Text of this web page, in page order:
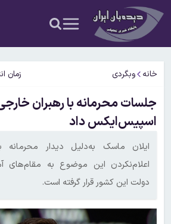
خانه وبگردی زمان
جلسات محرمانه با رهبران
اسپیس‌ایکس داد
ایلان ماسک به‌دلیل دیدار محرمانه
اعلام‌نکردن این موضوع به مقام‌های
دولت این کشور قرار گرفته‌ است.